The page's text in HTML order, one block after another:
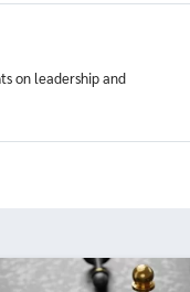
on leadership and